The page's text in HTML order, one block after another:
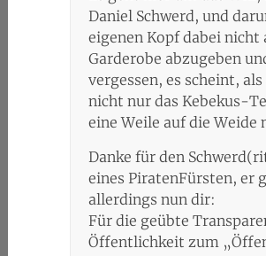
Daniel Schwerd, und
eigenen Kopf dabei nicht
Garderobe abzugeben
vergessen, es scheint,
nicht nur das Kebekus-
eine Weile auf die Weide
Danke für den
eines PiratenFürsten, er
allerdings nun dir:
Für die geübte
Öffentlichkeit zum